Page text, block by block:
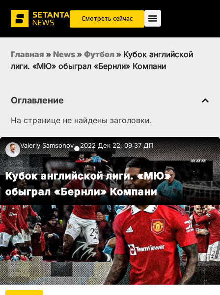
Смотреть сейчас
Главная » News » Футбол » Кубок английской
лиги. «МЮ» обыграл «Бернли» Компани
Оглавление
На странице не найдены заголовки.
Valeriy Samsonov●2022 Дек 22, 09:37 ДП
Кубок английской лиги. «МЮ»
обыграл «Бернли» Компани